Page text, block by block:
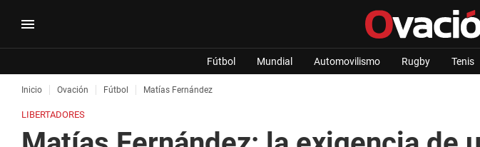
Fútbol Mundial Automovilismo Rugby Tenis
Inicio Ovación Fútbol Matías Fernández
LIBERTADORES